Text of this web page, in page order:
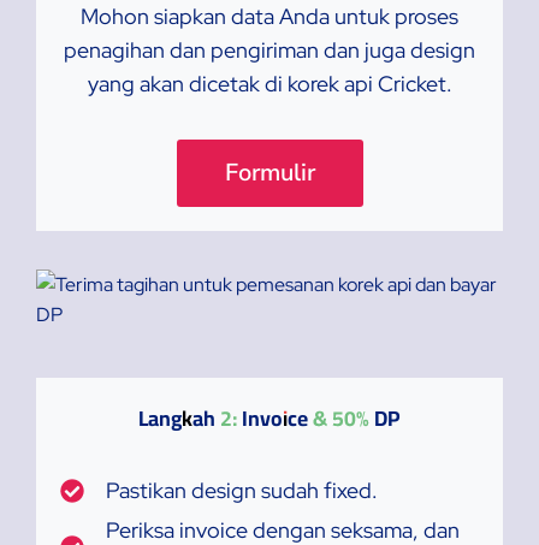
Mohon siapkan data Anda untuk proses
penagihan dan pengiriman dan juga design
yang akan dicetak di korek api Cricket.
Formulir
Langkah 2: Invoice & 50% DP
Pastikan design sudah fixed.
Periksa invoice dengan seksama, dan